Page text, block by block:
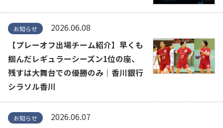
お知らせ
2026.06.08
【プレーオフ出場チーム紹介】早くも
掴んだレギュラーシーズン1位の座、
残すは大舞台での優勝のみ｜香川銀行
シラソル香川
お知らせ
2026.06.07